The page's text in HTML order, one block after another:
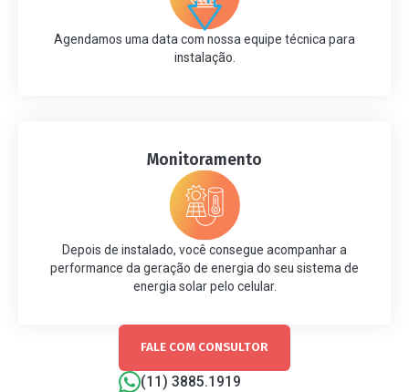
Agendamos uma data com nossa equipe técnica para
instalação.
Monitoramento
Depois de instalado, você consegue acompanhar a
performance da geração de energia do seu sistema de
energia solar pelo celular.
FALE COM CONSULTOR
(11) 3885.1919